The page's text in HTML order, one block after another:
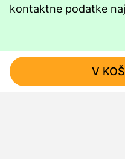
kontaktne podatke
V